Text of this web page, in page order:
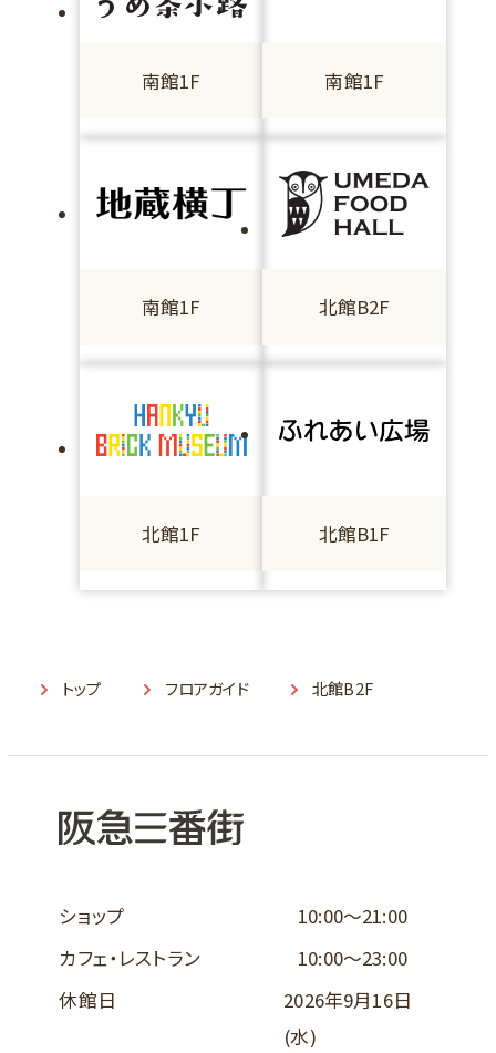
南館1F 南館1F
南館1F 北館B2F
北館1F 北館B1F
トップ フロアガイド 北館B2F
ショップ
10:00～21:00
カフェ・レストラン
10:00～23:00
休館日
2026年9月16日
(水)